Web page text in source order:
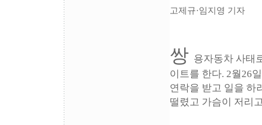
고제규·임지영 기자
쌍 용자동차 사태
이트를 한다. 2월26
연락을 받고 일을 하
떨렸고 가슴이 저리